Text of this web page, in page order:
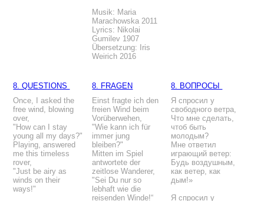
Musik: Maria
Marachowska 2011
Lyrics: Nikolai
Gumilev 1907
Übersetzung: Iris
Weirich 2016
8. QUESTIONS 8. FRAGEN
8. ВОПРОСЫ
Once, I asked the
free wind, blowing
over,
"How can I stay
young all my days?"
Playing, answered
me this timeless
rover,
"Just be airy as
winds on their
ways!"
Einst fragte ich den
freien Wind beim
Vorüberwehen,
"Wie kann ich für
immer jung
bleiben?"
Mitten im Spiel
antwortete der
zeitlose Wanderer,
"Sei Du nur so
lebhaft wie die
reisenden Winde!“
Я спросил у
свободного ветра,
Что мне сделать,
чтоб быть
молодым?
Мне ответил
играющий ветер:
Будь воздушным,
как ветер, как
дым!»
Я спросил у